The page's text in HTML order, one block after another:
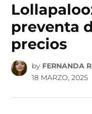
preventa
precios
by FERNANDA
18 MARZO, 2025